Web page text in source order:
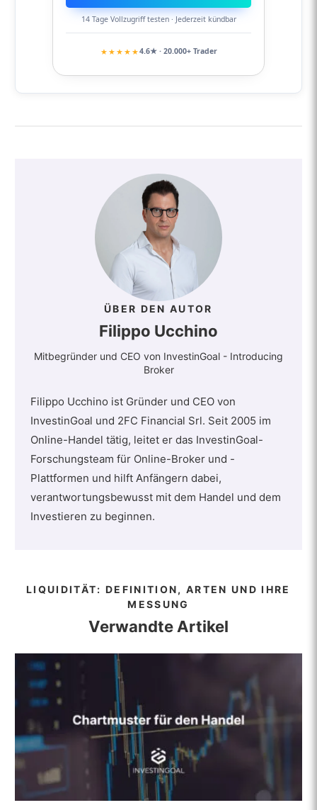
14 Tage Vollzugriff testen · Jederzeit kündbar
★★★★★4.6★ · 20.000+ Trader
ÜBER DEN AUTOR
Filippo Ucchino
Mitbegründer und CEO von InvestinGoal - Introducing
Broker
Filippo Ucchino ist Gründer und CEO von
InvestinGoal und 2FC Financial Srl. Seit 2005 im
Online-Handel tätig, leitet er das InvestinGoal-
Forschungsteam für Online-Broker und -
Plattformen und hilft Anfängern dabei,
verantwortungsbewusst mit dem Handel und dem
Investieren zu beginnen.
LIQUIDITÄT: DEFINITION, ARTEN UND IHRE
MESSUNG
Verwandte Artikel